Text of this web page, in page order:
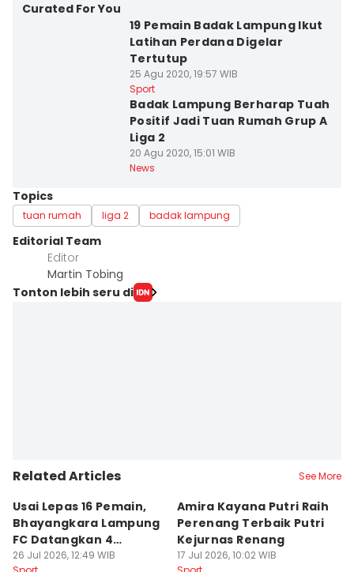
Curated For You
19 Pemain Badak Lampung Ikut
Latihan Perdana Digelar
Tertutup
25 Agu 2020, 19:57 WIB
Sport
Badak Lampung Berharap Tuah
Positif Jadi Tuan Rumah Grup A
Liga 2
20 Agu 2020, 15:01 WIB
News
Topics
tuan rumah liga 2 badak lampung
Editorial Team
Editor
Martin Tobing
Tonton lebih seru di
Related Articles See More
Usai Lepas 16 Pemain,
Bhayangkara Lampung
FC Datangkan 4
Rekrutan
26 Jul 2026, 12:49 WIB
Amira Kayana Putri Raih
Perenang Terbaik Putri
Kejurnas Renang
17 Jul 2026, 10:02 WIB